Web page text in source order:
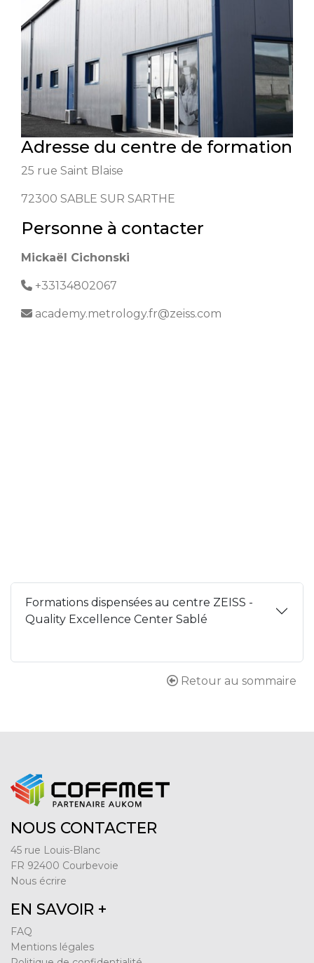
Adresse du centre de formation
25 rue Saint Blaise
72300 SABLE SUR SARTHE
Personne à contacter
Mickaël Cichonski
+33134802067
academy.metrology.fr@zeiss.com
Formations dispensées au centre ZEISS -
Quality Excellence Center Sablé
Retour au sommaire
NOUS CONTACTER
45 rue Louis-Blanc
FR 92400 Courbevoie
Nous écrire
EN SAVOIR +
FAQ
Mentions légales